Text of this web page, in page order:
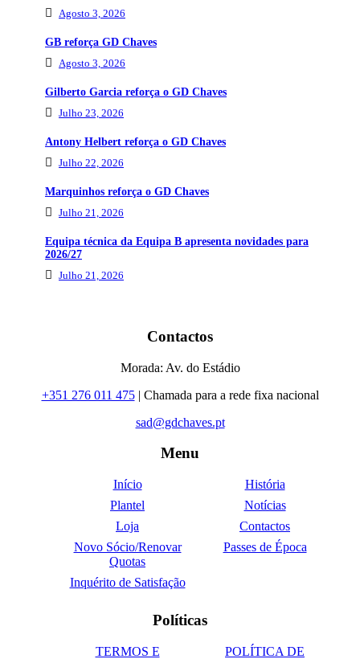
Agosto 3, 2026
GB reforça GD Chaves
Agosto 3, 2026
Gilberto Garcia reforça o GD Chaves
Julho 23, 2026
Antony Helbert reforça o GD Chaves
Julho 22, 2026
Marquinhos reforça o GD Chaves
Julho 21, 2026
Equipa técnica da Equipa B apresenta novidades para
2026/27
Julho 21, 2026
Contactos
Morada: Av. do Estádio
+351 276 011 475| Chamada para a rede fixa nacional
sad@gdchaves.pt
Menu
Início
História
Plantel
Notícias
Loja
Contactos
Novo Sócio/Renovar
Quotas
Passes de Época
Inquérito de Satisfação
Políticas
TERMOS E
POLÍTICA DE